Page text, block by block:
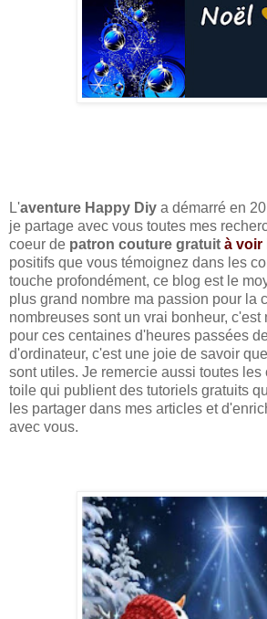
L'aventure Happy Diy a démarré en
je partage avec vous toutes mes
coeur de patron couture gratuit à voir
positifs que vous témoignez dans les
touche profondément, ce blog est le
plus grand nombre ma passion pour la
nombreuses sont un vrai bonheur, c'est
pour ces centaines d'heures passées
d'ordinateur, c'est une joie de savoir
sont utiles. Je remercie aussi toutes les
toile qui publient des tutoriels gratuits
les partager dans mes articles et
avec vous.